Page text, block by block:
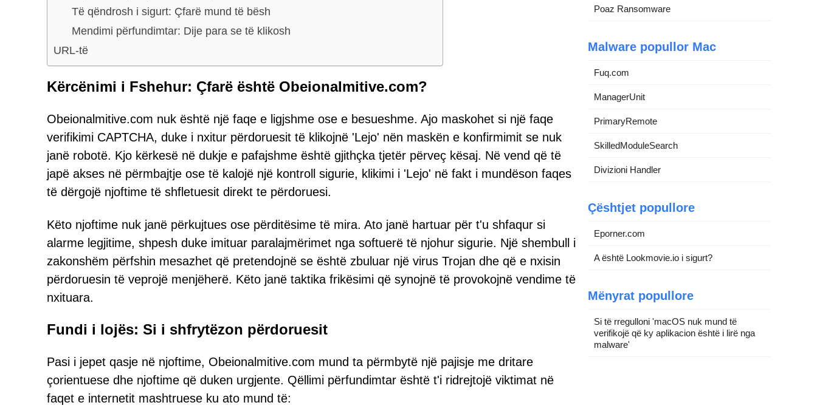
Të qëndrosh i sigurt: Çfarë mund të bësh
Mendimi përfundimtar: Dije para se të klikosh
URL-të
Kërcënimi i Fshehur: Çfarë është Obeionalmitive.com?
Obeionalmitive.com nuk është një faqe e ligjshme ose e besueshme. Ajo maskohet si një faqe
verifikimi CAPTCHA, duke i nxitur përdoruesit të klikojnë 'Lejo' nën maskën e konfirmimit se nuk
janë robotë. Kjo kërkesë në dukje e pafajshme është gjithçka tjetër përveç kësaj. Në vend që të
japë akses në përmbajtje ose të kalojë një kontroll sigurie, klikimi i 'Lejo' në fakt i mundëson faqes
të dërgojë njoftime të shfletuesit direkt te përdoruesi.
Këto njoftime nuk janë përkujtues ose përditësime të mira. Ato janë hartuar për t'u shfaqur si
alarme legjitime, shpesh duke imituar paralajmërimet nga softuerë të njohur sigurie. Një shembull i
zakonshëm përfshin mesazhet që pretendojnë se është zbuluar një virus Trojan dhe që e nxisin
përdoruesin të veprojë menjëherë. Këto janë taktika frikësimi që synojnë të provokojnë vendime të
nxituara.
Fundi i lojës: Si i shfrytëzon përdoruesit
Pasi i jepet qasje në njoftime, Obeionalmitive.com mund ta përmbytë një pajisje me dritare
çorientuese dhe njoftime që duken urgjente. Qëllimi përfundimtar është t'i ridrejtojë viktimat në
faqet e internetit mashtruese ku ato mund të:
Poaz Ransomware
Malware popullor Mac
Fuq.com
ManagerUnit
PrimaryRemote
SkilledModuleSearch
Divizioni Handler
Çështjet popullore
Eporner.com
A është Lookmovie.io i sigurt?
Mënyrat popullore
Si të rregulloni 'macOS nuk mund të
verifikojë që ky aplikacion është i lirë nga
malware'